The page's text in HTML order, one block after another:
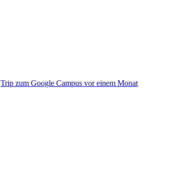
Trip zum Google Campus vor einem Monat